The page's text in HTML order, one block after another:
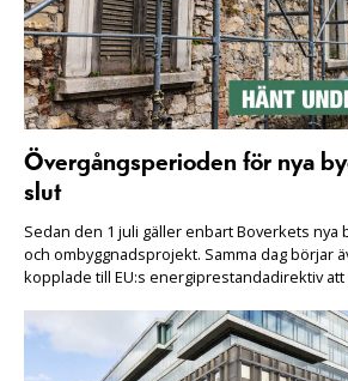
Övergångsperioden för nya
slut
Sedan den 1 juli gäller enbart Boverkets nya
och ombyggnadsprojekt. Samma dag börjar
kopplade till EU:s energiprestandadirektiv att